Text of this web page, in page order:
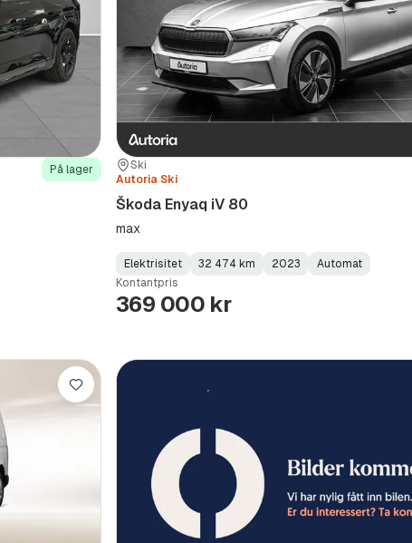
På lager Sted:
Ski
Forhandler:
Autoria Ski
Škoda Enyaq iV 80
max
Fuel
Type:
Elektrisitet
Kilometerstand:
32 474 km
Model
Year:
2023
Gearbox
Type:
Automat
Kontantpris
369 000 kr
Lagre